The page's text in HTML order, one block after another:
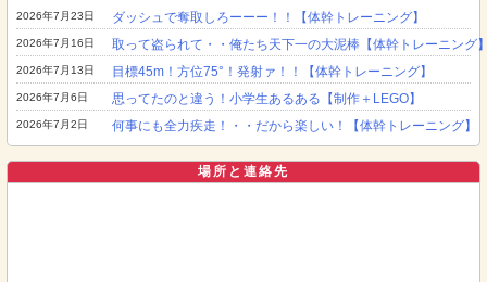
ダッシュで奪取しろーーー！！【体幹トレーニング】
2026年7月23日
取って盗られて・・俺たち天下一の大泥棒【体幹トレーニング
2026年7月16日
目標45m！方位75°！発射ァ！！【体幹トレーニング】
2026年7月13日
思ってたのと違う！小学生あるある【制作＋LEGO】
2026年7月6日
何事にも全力疾走！・・だから楽しい！【体幹トレーニング】
2026年7月2日
場所と連絡先